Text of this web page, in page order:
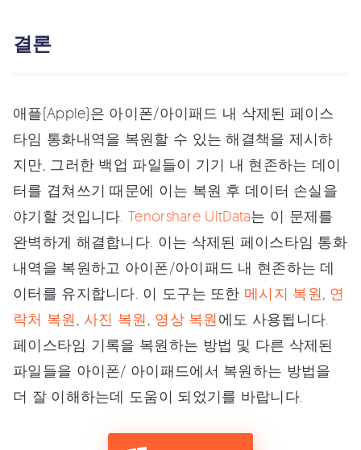
결론
애플(Apple)은 아이폰/아이패드 내 삭제된 페이스
타임 통화내역을 복원할 수 있는 해결책을 제시하
지만, 그러한 백업 파일들이 기기 내 현존하는 데이
터를 겹쳐쓰기 때문에 이는 복원 후 데이터 손실을
야기할 것입니다. Tenorshare UltData는 이 문제를
완벽하게 해결합니다. 이는 삭제된 페이스타임 통화
내역을 복원하고 아이폰/아이패드 내 현존하는 데
이터를 유지합니다. 이 도구는 또한 메시지 복원 연
락처 복원 사진 복원 영상 복원에도 사용됩니다.
페이스타임 기록을 복원하는 방법 및 다른 삭제된
파일들을 아이폰/ 아이패드에서 복원하는 방법을
더 잘 이해하는데 도움이 되었기를 바랍니다.